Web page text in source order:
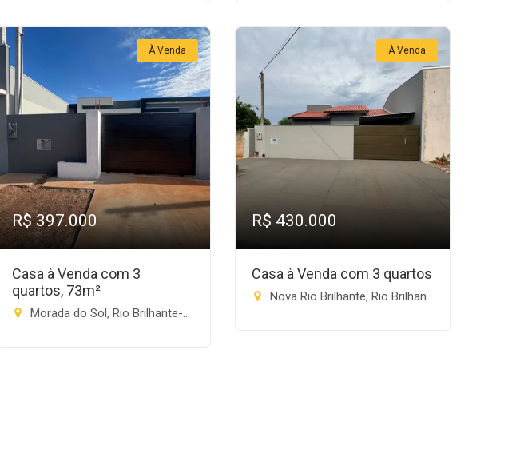
À Venda
R$ 397.000
Casa à Venda com 3
quartos, 73m²
Morada do Sol, Rio Brilhante-MS
À Venda
R$ 430.000
Casa à Venda com 3 quartos
Nova Rio Brilhante, Rio Brilhante-MS